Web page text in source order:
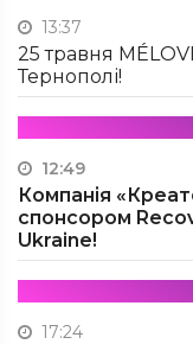
13:37
25 травня
Тернополі!
12:49
Компанія
спонсором
Ukraine!
17:24